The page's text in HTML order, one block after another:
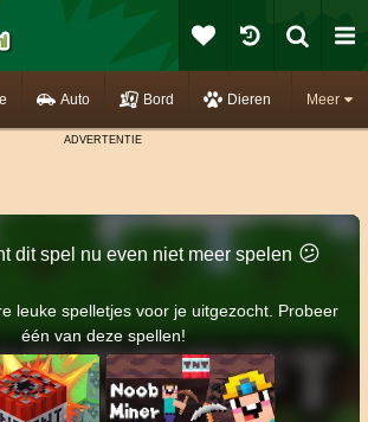
Meer
Auto Bord Dieren
dit spel nu even niet meer spelen 😕
leuke spelletjes voor je uitgezocht. Probeer
één van deze spellen!